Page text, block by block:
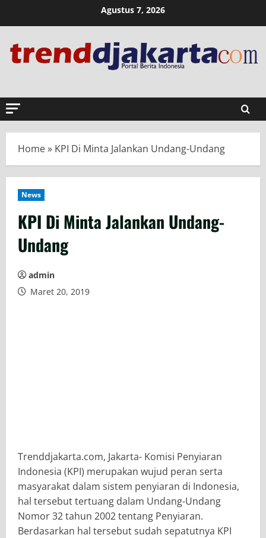
Agustus 7, 2026
Home» KPI Di Minta Jalankan Undang-Undang
News
KPI Di Minta Jalankan Undang-
Undang
admin
Maret 20, 2019
Trenddjakarta.com, Jakarta- Komisi Penyiaran
Indonesia (KPI) merupakan wujud peran serta
masyarakat dalam sistem penyiaran di Indonesia,
hal tersebut tertuang dalam Undang-Undang
Nomor 32 tahun 2002 tentang Penyiaran.
Berdasarkan hal tersebut sudah sepatutnya KPI